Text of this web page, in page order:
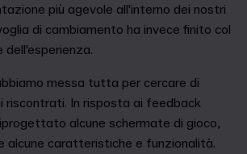
più agevole all'interno dei nostri
di cambiamento ha invece finito col
dell'esperienza.
messa tutta per cercare di
riscontrati. In risposta ai feedback
alcune schermate di gioco,
alcune caratteristiche e funzionalità.